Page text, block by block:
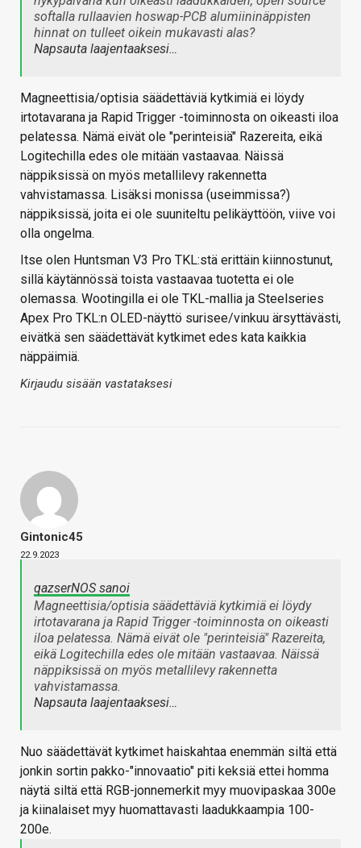
softalla rullaavien hoswap-PCB alumiininäppisten
hinnat on tulleet oikein mukavasti alas?
Napsauta laajentaaksesi…
Magneettisia/optisia säädettäviä kytkimiä ei löydy
irtotavarana ja Rapid Trigger -toiminnosta on oikeasti iloa
pelatessa. Nämä eivät ole "perinteisiä" Razereita, eikä
Logitechilla edes ole mitään vastaavaa. Näissä
näppiksissä on myös metallilevy rakennetta
vahvistamassa. Lisäksi monissa (useimmissa?)
näppiksissä, joita ei ole suuniteltu pelikäyttöön, viive voi
olla ongelma.
Itse olen Huntsman V3 Pro TKL:stä erittäin kiinnostunut,
sillä käytännössä toista vastaavaa tuotetta ei ole
olemassa. Wootingilla ei ole TKL-mallia ja Steelseries
Apex Pro TKL:n OLED-näyttö surisee/vinkuu ärsyttävästi,
eivätkä sen säädettävät kytkimet edes kata kaikkia
näppäimiä.
Kirjaudu sisään vastataksesi
Gintonic45
22.9.2023
qazserNOS sanoi
Magneettisia/optisia säädettäviä kytkimiä ei löydy
irtotavarana ja Rapid Trigger -toiminnosta on oikeasti
iloa pelatessa. Nämä eivät ole "perinteisiä" Razereita,
eikä Logitechilla edes ole mitään vastaavaa. Näissä
näppiksissä on myös metallilevy rakennetta
vahvistamassa.
Napsauta laajentaaksesi…
Nuo säädettävät kytkimet haiskahtaa enemmän siltä että
jonkin sortin pakko-"innovaatio" piti keksiä ettei homma
näytä siltä että RGB-jonnemerkit myy muovipaskaa 300e
ja kiinalaiset myy huomattavasti laadukkaampia 100-
200e.